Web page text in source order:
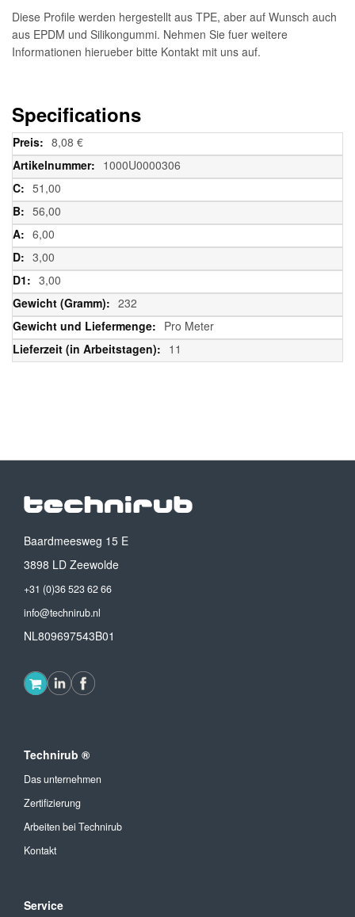
Diese Profile werden hergestellt aus TPE, aber auf Wunsch auch
aus EPDM und Silikongummi. Nehmen Sie fuer weitere
Informationen hierueber bitte Kontakt mit uns auf.
Specifications
Weitere
Informationen
8,08 €
1000U0000306
51,00
56,00
6,00
3,00
3,00
232
Pro Meter
11
Baardmeesweg 15 E
3898 LD Zeewolde
+31 (0)36 523 62 66
info@technirub.nl
NL809697543B01
Technirub ®
Das unternehmen
Zertifizierung
Arbeiten bei Technirub
Kontakt
Service